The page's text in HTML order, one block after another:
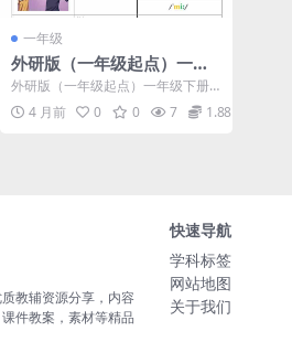
一年级
外研版（一年级起点）一年
级下册英语全册单词及自然
拼读汇总电子版
外研版（一年级起点）一年级下册
英语全册单词及自然拼读汇总 各位
家长和同学们好，我...
4 月前 0 0 7 1.88
教辅资源分享，内容
件教案，素材等精品
快速导航
学科标签
网站地图
关于我们